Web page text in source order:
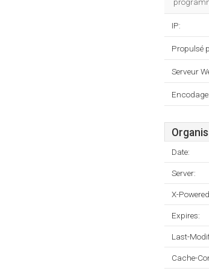
IP:
Propulsé
Serveur
Encodage:
Date:
Server:
X-
Expires:
Last-
Cache-